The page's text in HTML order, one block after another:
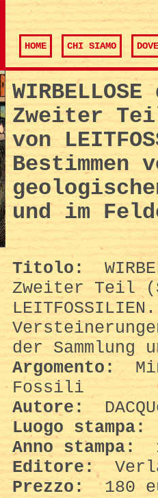
HOME CHI SIAMO
Zweiter
von
Bestimmen
und im
Titolo:
Zweiter Teil
der Sammlung
Argomento:
Fossili
Autore:
Luogo stampa:
Anno stampa:
Editore:
Prezzo:
180